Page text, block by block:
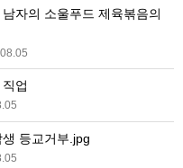
업
등교거부.jpg